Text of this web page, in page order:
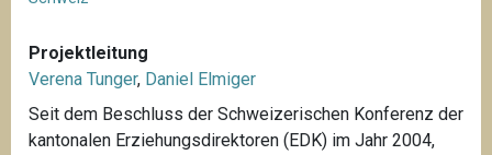
Projektleitung
Verena Tunger, Daniel Elmiger
Seit dem Beschluss der Schweizerischen Konferenz der
kantonalen Erziehungsdirektoren (EDK) im Jahr 2004,